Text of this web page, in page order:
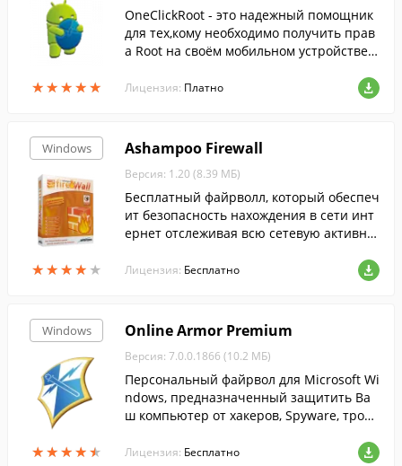
★★★★★
★★★★★
OneClickRoot - это надежный помощник
для тех,кому необходимо получить прав
а Root на своём мобильном устройстве п
олнить все необходимые действия в ком
Лицензия: Платно
Windows
★★★★ ★
★★★★ ★
Ashampoo Firewall
Версия: 1.20 (8.39 МБ)
Бесплатный файрволл, который обеспеч
ит безопасность нахождения в сети инт
ернет отслеживая всю сетевую активно
приложений.
Лицензия: Бесплатно
Windows
★★★★★
★★★★★
Online Armor Premium
Версия: 7.0.0.1866 (10.2 МБ)
Персональный файрвол для Microsoft Wi
ndows, предназначенный защитить Ва
ш компьютер от хакеров, Spyware, троян
оз, распространённых в современном И
Лицензия: Бесплатно